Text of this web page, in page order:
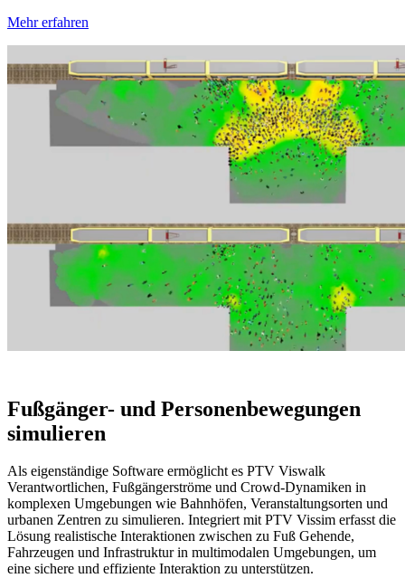
Mehr erfahren
Fußgänger- und Personenbewegungen
simulieren
Als eigenständige Software ermöglicht es PTV Viswalk
Verantwortlichen, Fußgängerströme und Crowd-Dynamiken in
komplexen Umgebungen wie Bahnhöfen, Veranstaltungsorten und
urbanen Zentren zu simulieren. Integriert mit PTV Vissim erfasst die
Lösung realistische Interaktionen zwischen zu Fuß Gehende,
Fahrzeugen und Infrastruktur in multimodalen Umgebungen, um
eine sichere und effiziente Interaktion zu unterstützen.